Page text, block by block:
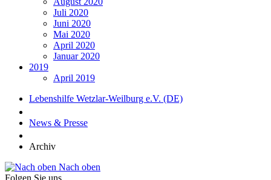
Juli 2020
Juni 2020
Mai 2020
April 2020
Januar 2020
2019
April 2019
Lebenshilfe Wetzlar-Weilburg e.V. (DE)
News & Presse
Archiv
Nach oben
Folgen Sie uns